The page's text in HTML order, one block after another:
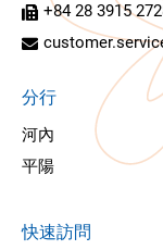
+84 28 3915
分行
河內
平陽
快速訪問